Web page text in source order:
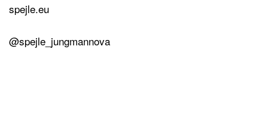
spejle.eu
@spejle_jungmannova